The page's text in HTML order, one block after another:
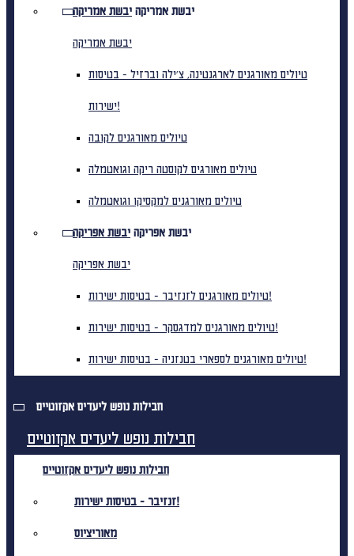
יבשת אמריקה יבשת אמריקה
יבשת אמריקה
טיולים מאורגנים לארגנטינה, צ'ילה וברזיל - בטיסות
ישירות!
טיולים מאורגנים לקובה
טיולים מאורגים לקוסטה ריקה וגואטמלה
טיולים מאורגנים למקסיקו וגואטמלה
יבשת אפריקה יבשת אפריקה
יבשת אפריקה
טיולים מאורגנים לזנזיבר - בטיסות ישירות!
טיולים מאורגנים למדגסקר - בטיסות ישירות!
טיולים מאורגנים לספארי בטנזניה - בטיסות ישירות!
חבילות נופש ליעדים אקזוטיים
חבילות נופש ליעדים אקזוטיים
חבילות נופש ליעדים אקזוטיים
זנזיבר - בטיסות ישירות!
מאוריציוס